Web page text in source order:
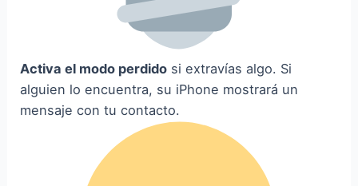
Activa el modo perdido si extravías algo. Si
alguien lo encuentra, su iPhone mostrará un
mensaje con tu contacto.